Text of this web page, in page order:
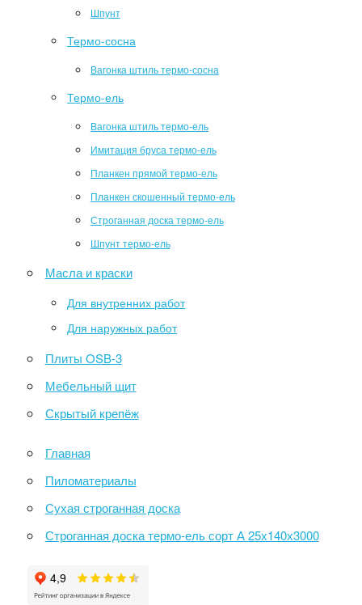
Шпунт
Термо-сосна
Вагонка штиль термо-сосна
Термо-ель
Вагонка штиль термо-ель
Имитация бруса термо-ель
Планкен прямой термо-ель
Планкен скошенный термо-ель
Строганная доска термо-ель
Шпунт термо-ель
Масла и краски
Для внутренних работ
Для наружных работ
Плиты OSB-3
Мебельный щит
Скрытый крепёж
Главная
Пиломатериалы
Сухая строганная доска
Строганная доска термо-ель сорт А 25х140х3000